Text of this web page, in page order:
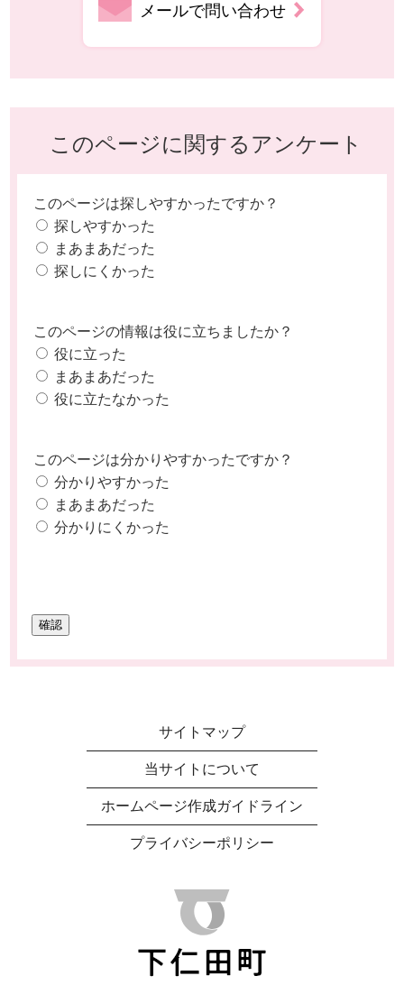
メールで問い合わせ
このページに関するアンケート
このページは探しやすかったですか？
探しやすかった
まあまあだった
探しにくかった
このページの情報は役に立ちましたか？
役に立った
まあまあだった
役に立たなかった
このページは分かりやすかったですか？
分かりやすかった
まあまあだった
分かりにくかった
サイトマップ
当サイトについて
ホームページ作成ガイドライン
プライバシーポリシー